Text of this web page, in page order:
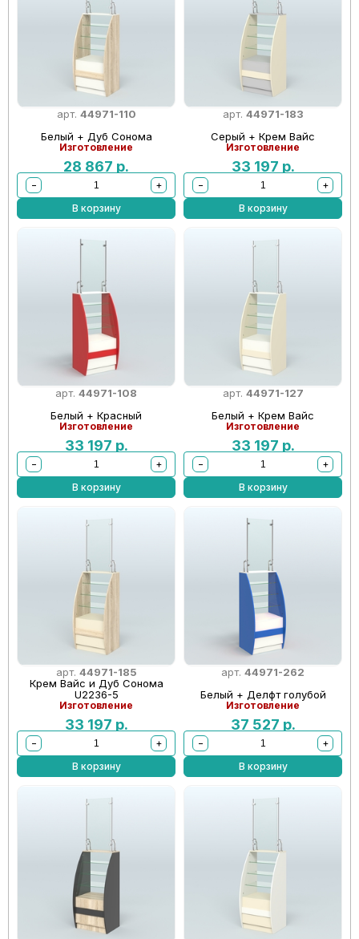
арт. 44971-110
Белый + Дуб Сонома
Изготовление
28 867 р.
−
+
В корзину
арт. 44971-183
Серый + Крем Вайс
Изготовление
33 197 р.
−
+
В корзину
арт. 44971-108
Белый + Красный
Изготовление
33 197 р.
−
+
В корзину
арт. 44971-127
Белый + Крем Вайс
Изготовление
33 197 р.
−
+
В корзину
арт. 44971-185
Крем Вайс и Дуб Сонома
U2236-5
Изготовление
33 197 р.
−
+
В корзину
арт. 44971-262
Белый + Делфт голубой
Изготовление
37 527 р.
−
+
В корзину